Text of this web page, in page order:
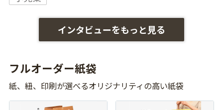
インタビューをもっと見る
フルオーダー紙袋
紙、紐、印刷が選べるオリジナリティの高い紙袋